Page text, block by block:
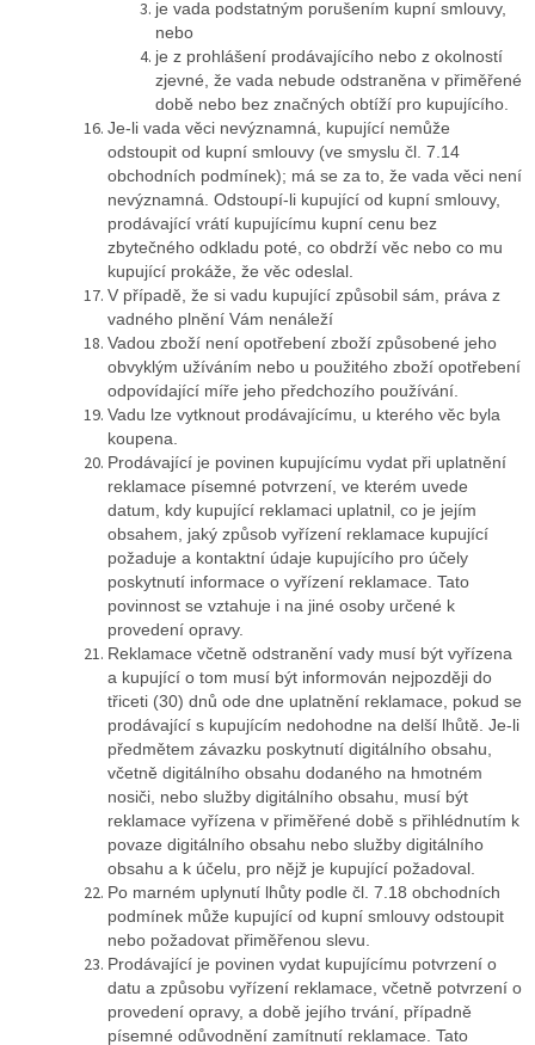
je vada podstatným porušením kupní smlouvy,
nebo
je z prohlášení prodávajícího nebo z okolností
zjevné, že vada nebude odstraněna v přiměřené
době nebo bez značných obtíží pro kupujícího.
Je-li vada věci nevýznamná, kupující nemůže
odstoupit od kupní smlouvy (ve smyslu čl. 7.14
obchodních podmínek); má se za to, že vada věci není
nevýznamná. Odstoupí-li kupující od kupní smlouvy,
prodávající vrátí kupujícímu kupní cenu bez
zbytečného odkladu poté, co obdrží věc nebo co mu
kupující prokáže, že věc odeslal.
V případě, že si vadu kupující způsobil sám, práva z
vadného plnění Vám nenáleží
Vadou zboží není opotřebení zboží způsobené jeho
obvyklým užíváním nebo u použitého zboží opotřebení
odpovídající míře jeho předchozího používání.
Vadu lze vytknout prodávajícímu, u kterého věc byla
koupena.
Prodávající je povinen kupujícímu vydat při uplatnění
reklamace písemné potvrzení, ve kterém uvede
datum, kdy kupující reklamaci uplatnil, co je jejím
obsahem, jaký způsob vyřízení reklamace kupující
požaduje a kontaktní údaje kupujícího pro účely
poskytnutí informace o vyřízení reklamace. Tato
povinnost se vztahuje i na jiné osoby určené k
provedení opravy.
Reklamace včetně odstranění vady musí být vyřízena
a kupující o tom musí být informován nejpozději do
třiceti (30) dnů ode dne uplatnění reklamace, pokud se
prodávající s kupujícím nedohodne na delší lhůtě. Je-li
předmětem závazku poskytnutí digitálního obsahu,
včetně digitálního obsahu dodaného na hmotném
nosiči, nebo služby digitálního obsahu, musí být
reklamace vyřízena v přiměřené době s přihlédnutím k
povaze digitálního obsahu nebo služby digitálního
obsahu a k účelu, pro nějž je kupující požadoval.
Po marném uplynutí lhůty podle čl. 7.18 obchodních
podmínek může kupující od kupní smlouvy odstoupit
nebo požadovat přiměřenou slevu.
Prodávající je povinen vydat kupujícímu potvrzení o
datu a způsobu vyřízení reklamace, včetně potvrzení o
provedení opravy, a době jejího trvání, případně
písemné odůvodnění zamítnutí reklamace. Tato